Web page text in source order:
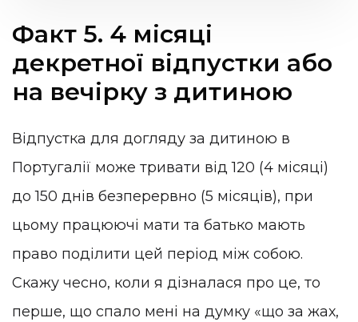
Факт 5. 4 місяці
декретної відпустки або
на вечірку з дитиною
Відпустка для догляду за дитиною в
Португалії може тривати від 120 (4 місяці)
до 150 днів безперервно (5 місяців), при
цьому працюючі мати та батько мають
право поділити цей період між собою.
Скажу чесно, коли я дізналася про це, то
перше, що спало мені на думку «що за жах,